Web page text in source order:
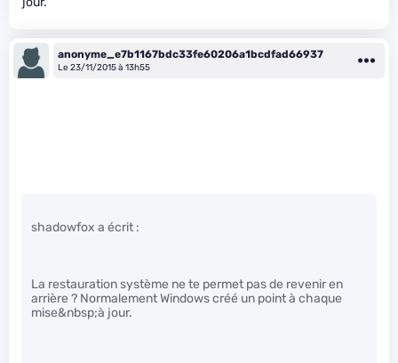
anonyme_e7b1167bdc33fe60206a1bcdfad66937
Le 23/11/2015 à 13h55
shadowfox a écrit :
La restauration système ne te permet pas de revenir en
arrière ? Normalement Windows créé un point à chaque
mise&nbsp;à jour.